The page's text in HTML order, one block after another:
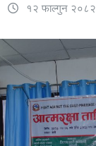
१२ फाल्गुन २०८२